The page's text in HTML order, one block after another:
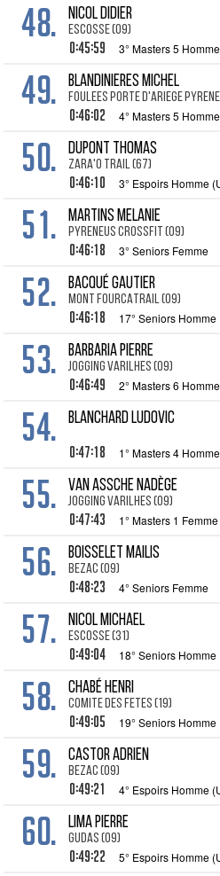
48. NICOL Didier
ESCOSSE (09)
0:45:59 3° Masters 5 Homme
49. BLANDINIERES Michel
FOULEES PORTE D'ARIEGE
0:46:02 4° Masters 5 Homme
50. DUPONT Thomas
ZARA'O TRAIL (67)
0:46:10 3° Espoirs Homme
51. MARTINS Melanie
PYRENEUS CROSSFIT (09)
0:46:18 3° Seniors Femme
52. BACQUÉ Gautier
MONT FOURCATRAIL (09)
0:46:18 17° Seniors Homme
53. BARBARIA Pierre
JOGGING VARILHES (09)
0:46:49 2° Masters 6 Homme
54. BLANCHARD Ludovic
0:47:18 1° Masters 4 Homme
55. VAN ASSCHE Nadège
JOGGING VARILHES (09)
0:47:43 1° Masters 1 Femme
56. BOISSELET Mailis
BEZAC (09)
0:48:23 4° Seniors Femme
57. NICOL Michael
ESCOSSE (31)
0:49:04 18° Seniors Homme
58. CHABÉ Henri
COMITE DES FETES (19)
0:49:05 19° Seniors Homme
59. CASTOR Adrien
BEZAC (09)
0:49:21 4° Espoirs Homme
60. LIMA Pierre
GUDAS (09)
0:49:22 5° Espoirs Homme